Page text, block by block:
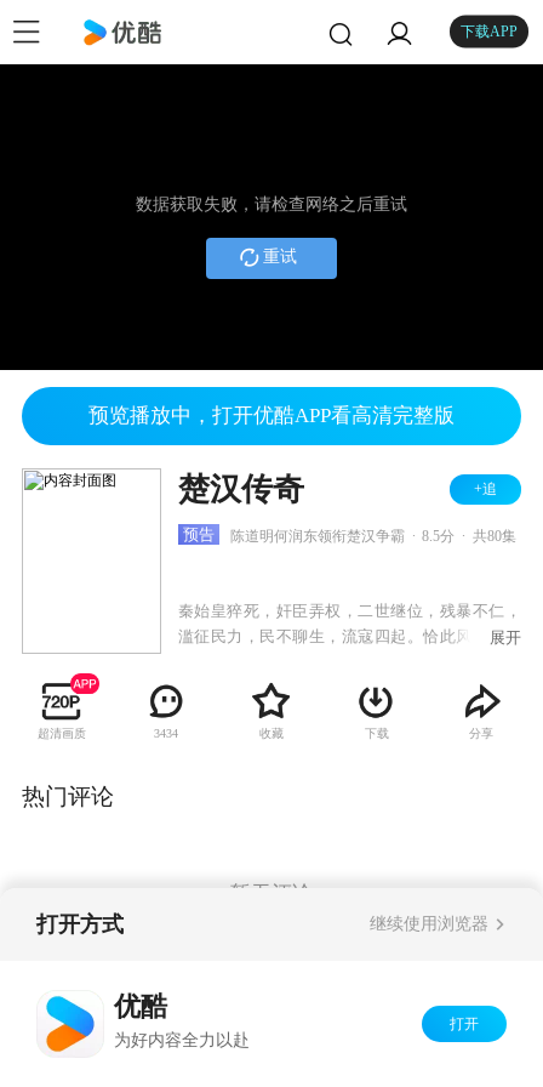
下载APP
数据获取失败，请检查网络之后重试
重试
预览播放中，打开优酷APP看高清完整版
楚汉传奇 +追
预告 陈道明何润东领衔楚汉争霸 8.5分 共80集
秦始皇猝死，奸臣弄权，二世继位，残暴不仁，
滥征民力，民不聊生，流寇四起。恰此风云际会
相逐鹿中原。一时间机诡百出、动人心弦的谋略
战争竞相展现，英雄难过美人关，霸王、虞姬、
刘邦、吕后，上演缠绵悱恻的传奇爱情。最终刘
展开
超清画质 3434 收藏 下载 分享
热门评论
暂无评论
打开方式 继续使用浏览器
优酷
为好内容全力以赴
打开